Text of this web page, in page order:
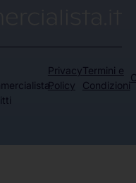
Privacy
Policy
Termini e
Condizioni